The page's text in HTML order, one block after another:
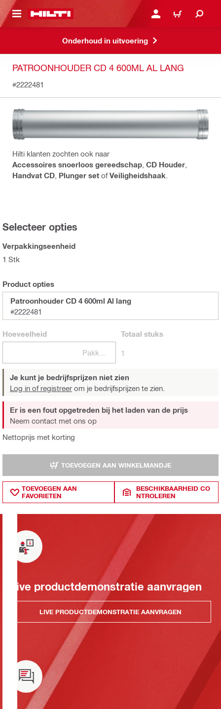
HOOFDINHOUD AANMELDEN OF
WINKELWAGEN
Onderhoud in uitvoering
PATROONHOUDER CD 4 600ML AL LANG
#2222481
Hilti klanten zochten ook naar
Accessoires snoerloos gereedschap CD Houder
Handvat CD Plunger set ofVeiligheidshaak
Selecteer opties
Verpakkingseenheid
1 Stk
Product opties
Patroonhouder CD 4 600ml Al lang
#2222481
Hoeveelheid Totaal stuks
1
Je kunt je bedrijfsprijzen niet zien
Log in of registreer om je bedrijfsprijzen te zien.
Nettoprijs met korting
Er is een fout opgetreden bij het laden van de prijs
Neem contact met ons op
TOEVOEGEN AAN WINKELMANDJE
TOEVOEGEN AAN
FAVORIETEN
BESCHIKBAARHEID CO
NTROLEREN
Live productdemonstratie aanvragen
LIVE PRODUCTDEMONSTRATIE AANVRAGEN